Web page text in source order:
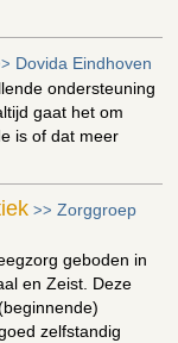
Dovida Eindhoven
ondersteuning
gaat het om
is of dat meer
>>Zorggroep
geboden in
en Zeist. Deze
zelfstandig